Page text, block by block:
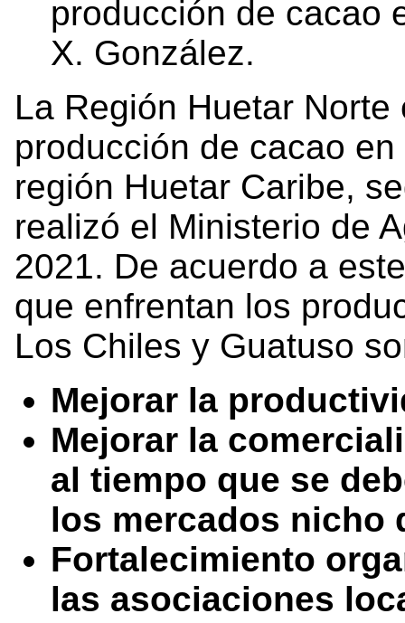
producción de cacao
X. González.
La Región Huetar
producción de cacao
región Huetar Caribe,
realizó el Ministerio de
2021. De acuerdo a
que enfrentan los
Los Chiles y Guatuso
Mejorar la
Mejorar la
al tiempo que se
los mercados nicho
Fortalecimiento
las asociaciones